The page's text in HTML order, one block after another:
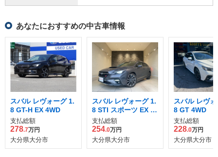
あなたにおすすめの中古車情報
スバル レヴォーグ 1.
8 GT-H EX 4WD
支払総額
278.7万円
大分県大分市
スバル レヴォーグ 1.
8 STI スポーツ EX 4
WD
支払総額
254.0万円
大分県大分市
スバル レヴ
8 GT 4WD
支払総額
228.0万円
大分県大分市